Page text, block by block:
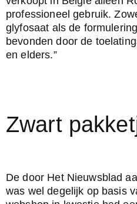
professioneel gebruik.
glyfosaat als de
bevonden door de
en elders.”
Zwart
De door Het Nieuwsblad
was wel degelijk op basis